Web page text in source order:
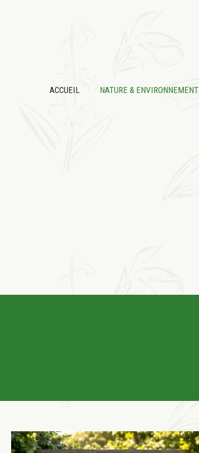
ACCUEIL NATURE & ENVIRONNEMENT